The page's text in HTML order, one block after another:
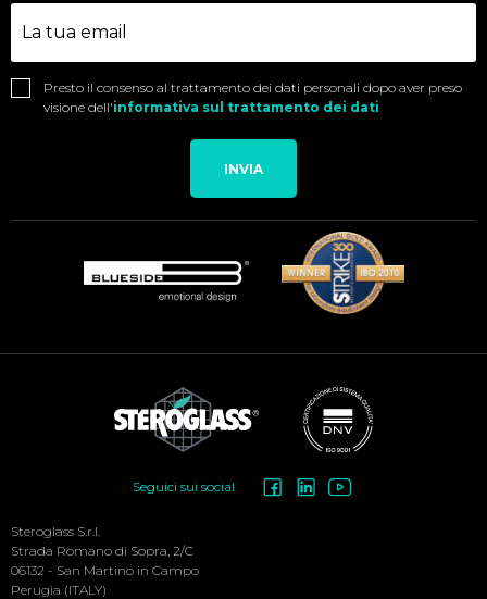
Presto il consenso al trattamento dei dati personali dopo aver preso
visione dell'informativa sul trattamento dei dati
INVIA
Menu
Seguici sui social
Steroglass S.r.l.
Strada Romano di Sopra, 2/C
06132 - San Martino in Campo
Perugia (ITALY)